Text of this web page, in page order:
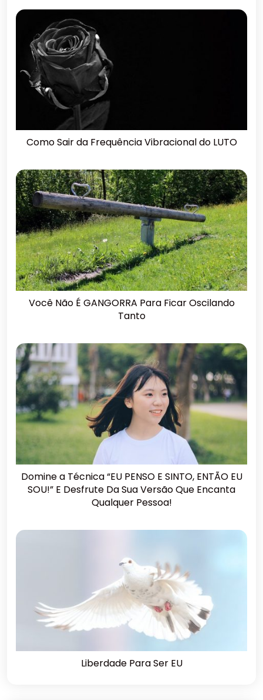
Como Sair da Frequência Vibracional do LUTO
Você Não É GANGORRA Para Ficar Oscilando
Tanto
Domine a Técnica “EU PENSO E SINTO, ENTÃO EU
SOU!” E Desfrute Da Sua Versão Que Encanta
Qualquer Pessoa!
Liberdade Para Ser EU